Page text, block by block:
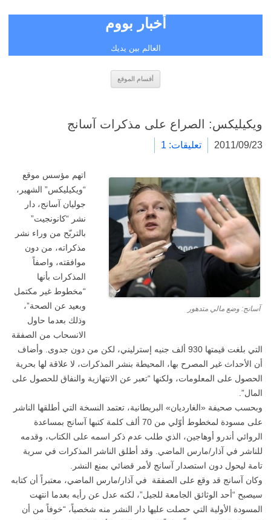
أخبار بووم
العالم بين يديك
أقسام الموقع
ويكيليكس: الصراع على مذكرات آسانج
2011/09/23 تعليقات: 1
آسانج: وضع مالي متدهور
اتهم مؤسس موقع
“ويكيليكس” الشهير،
جوليان آسانج، دار
نشر “كانونجيت”
بالتربّح من وراء نشر
مذكراته، من دون
موافقته، واصفاً
المذكرات بأنها
“مخطوط غير مكتمل
وبعيد عن الصحة”،
وذلك بعدما حاول
الانسحاب من الصفقة
التي بلغت قيمتها 930 ألف جنيه إسترليني، لكن من دون جدوى. وأضاف
أن الأحداث غير المصرح بها، المحيطة بنشر المذكرات، لا علاقة لها بحرية
الحصول على المعلومات، ولكنها “تعبر عن الانتهازية والنفاق للحصول على
المال”.
وبحسب صحيفة «الغارديان» البريطانية، تعتمد النسخة التي أطلقها الناشر
على مسودة لمخطوط أوّلي من 70 ألف كلمة كتبها آسانج بمساعدة
الروائي أندرو أوهاجين، الذي طلب عدم ذكر اسمه على الكتاب، وقدمه
للناشر في آذار/مارس الماضي. وقد أطلق الناشر المذكرات في سرية
تامة ليحول دون استصدار آسانج لأمر قضائي بمنع النشر.
وكان آسانج قد وقع على الصفقة في آذار/مارس الماضي، معتبراً أن كتابه
سيصبح “أحد الوثائق الجامعة للجيل”، لكنه عدل عن رأيه بعدما انتهت
المسودة الأولية التي حصلت عليها دار النشر منه شخصياً، “خوفاً من أن